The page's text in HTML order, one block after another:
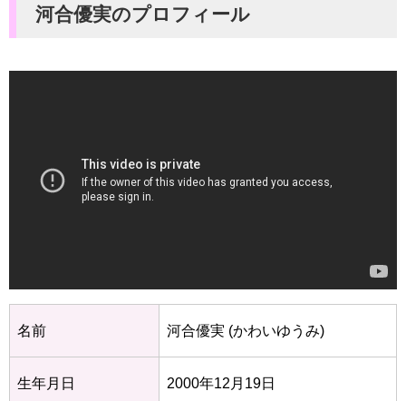
河合優実のプロフィール
名前 河合優実 (かわいゆうみ)
生年月日 2000年12月19日